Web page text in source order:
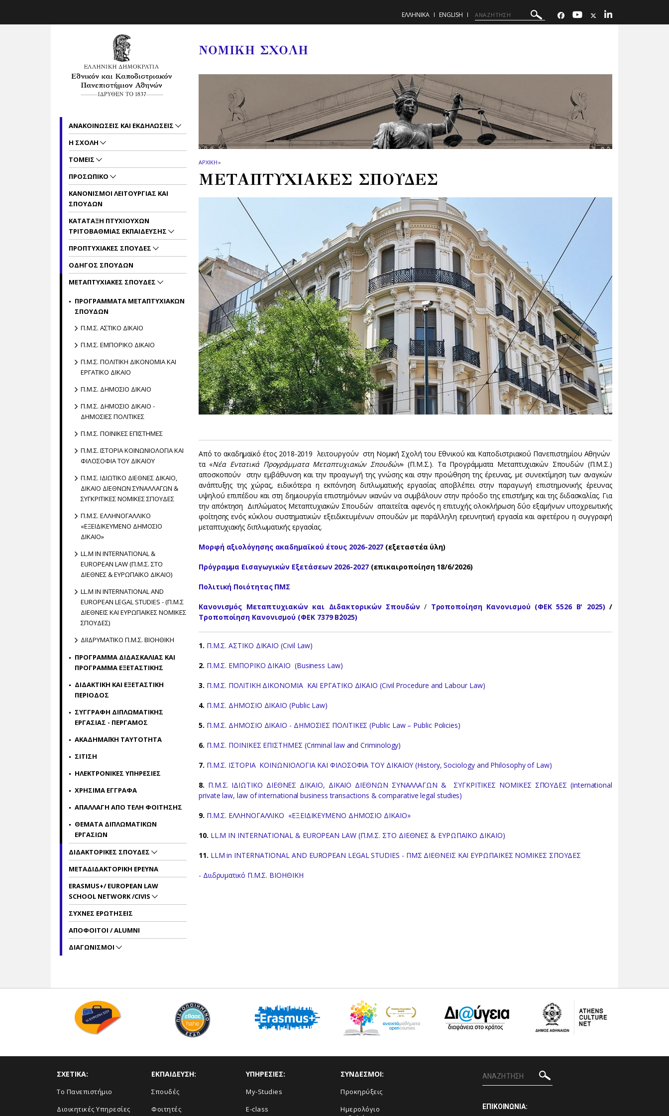
ΕΛΛΗΝΙΚΑ ENGLISH
ΝΟΜΙΚΗ ΣΧΟΛΗ
ΑΡΧΙΚΗ»
ΜΕΤΑΠΤΥΧΙΑΚΕΣ ΣΠΟΥΔΕΣ
Από το ακαδημαϊκό έτος 2018-2019 λειτουργούν στη Νομική Σχολή του Εθνικού και Καποδιστριακού Πανεπιστημίου Αθηνών
τα «Νέα Εντατικά Προγράμματα Μεταπτυχιακών Σπουδών» (Π.Μ.Σ.). Τα Προγράμματα Μεταπτυχιακών Σπουδών (Π.Μ.Σ.)
αποσκοπούν στην εμβάθυνση και την προαγωγή της γνώσης και στην προώθηση της έρευνας, με συνεκτίμηση των αναγκών
ανάπτυξης της χώρας, ειδικότερα η εκπόνηση διπλωματικής εργασίας αποβλέπει στην παραγωγή επιστημονικής έρευνας
υψηλού επιπέδου και στη δημιουργία επιστημόνων ικανών να συμβάλουν στην πρόοδο της επιστήμης και της διδασκαλίας. Για
την απόκτηση Διπλώματος Μεταπτυχιακών Σπουδών απαιτείται αφενός η επιτυχής ολοκλήρωση δύο εξαμήνων υποχρεωτικής
φοίτησης ενός κύκλου συστηματικών εξειδικευμένων σπουδών με παράλληλη ερευνητική εργασία και αφετέρου η συγγραφή
μεταπτυχιακής διπλωματικής εργασίας.
Μορφή αξιολόγησης ακαδημαϊκού έτους 2026-2027 (εξεταστέα ύλη)
Πρόγραμμα Εισαγωγικών Εξετάσεων 2026-2027(επικαιροποίηση 18/6/2026)
Πολιτική Ποιότητας ΠΜΣ
Κανονισμός Μεταπτυχιακών και Διδακτορικών Σπουδών/ Τροποποίηση Κανονισμού (ΦΕΚ 5526 Β' 2025) /
Τροποποίηση Κανονισμού (ΦΕΚ 7379 Β΄2025)
1. Π.Μ.Σ. ΑΣΤΙΚΟ ΔΙΚΑΙΟ (Civil Law)
2. Π.Μ.Σ. ΕΜΠΟΡΙΚΟ ΔΙΚΑΙΟ (Business Law)
3. Π.Μ.Σ. ΠΟΛΙΤΙΚΗ ΔΙΚΟΝΟΜΙΑ ΚΑΙ ΕΡΓΑΤΙΚΟ ΔΙΚΑΙΟ (Civil Procedure and Labour Law)
4. Π.Μ.Σ. ΔΗΜΟΣΙΟ ΔΙΚΑΙΟ (Public Law)
5. Π.Μ.Σ. ΔΗΜΟΣΙΟ ΔΙΚΑΙΟ - ΔΗΜΟΣΙΕΣ ΠΟΛΙΤΙΚΕΣ (Public Law – Public Policies)
6. Π.Μ.Σ. ΠΟΙΝΙΚΕΣ ΕΠΙΣΤΗΜΕΣ (Criminal law and Criminology)
7. Π.Μ.Σ. ΙΣΤΟΡΙΑ ΚΟΙΝΩΝΙΟΛΟΓΙΑ ΚΑΙ ΦΙΛΟΣΟΦΙΑ ΤΟΥ ΔΙΚΑΙΟΥ (History, Sociology and Philosophy of Law)
8. Π.Μ.Σ. ΙΔΙΩΤΙΚΟ ΔΙΕΘΝΕΣ ΔΙΚΑΙΟ, ΔΙΚΑΙΟ ΔΙΕΘΝΩΝ ΣΥΝΑΛΛΑΓΩΝ & ΣΥΓΚΡΙΤΙΚΕΣ ΝΟΜΙΚΕΣ ΣΠΟΥΔΕΣ (international
private law, law of international business transactions & comparative legal studies)
9. Π.Μ.Σ. ΕΛΛΗΝΟΓΑΛΛΙΚΟ «ΕΞΕΙΔΙΚΕΥΜΕΝΟ ΔΗΜΟΣΙΟ ΔΙΚΑΙΟ»
10. LL.M IN INTERNATIONAL & EUROPEAN LAW (Π.Μ.Σ. ΣΤΟ ΔΙΕΘΝΕΣ & ΕΥΡΩΠΑΪΚΟ ΔΙΚΑΙΟ)
11. LLM in INTERNATIONAL AND EUROPEAN LEGAL STUDIES - ΠΜΣ ΔΙΕΘΝΕΙΣ ΚΑΙ ΕΥΡΩΠΑΪΚΕΣ ΝΟΜΙΚΕΣ ΣΠΟΥΔΕΣ
- Διιδρυματικό Π.Μ.Σ. ΒΙΟΗΘΙΚΗ
ΑΝΑΚΟΙΝΩΣΕΙΣ ΚΑΙ ΕΚΔΗΛΩΣΕΙΣ
Η ΣΧΟΛΗ
ΤΟΜΕΙΣ
ΠΡΟΣΩΠΙΚΟ
ΚΑΝΟΝΙΣΜΟΙ ΛΕΙΤΟΥΡΓΙΑΣ ΚΑΙ
ΣΠΟΥΔΩΝ
ΚΑΤΑΤΑΞΗ ΠΤΥΧΙΟΥΧΩΝ
ΤΡΙΤΟΒΑΘΜΙΑΣ ΕΚΠΑΙΔΕΥΣΗΣ
ΠΡΟΠΤΥΧΙΑΚΕΣ ΣΠΟΥΔΕΣ
ΟΔΗΓΟΣ ΣΠΟΥΔΩΝ
ΜΕΤΑΠΤΥΧΙΑΚΕΣ ΣΠΟΥΔΕΣ
ΠΡΟΓΡΑΜΜΑΤΑ ΜΕΤΑΠΤΥΧΙΑΚΩΝ
ΣΠΟΥΔΩΝ
Π.Μ.Σ. ΑΣΤΙΚΟ ΔΙΚΑΙΟ
Π.Μ.Σ. ΕΜΠΟΡΙΚΟ ΔΙΚΑΙΟ
Π.Μ.Σ. ΠΟΛΙΤΙΚΗ ΔΙΚΟΝΟΜΙΑ ΚΑΙ
ΕΡΓΑΤΙΚΟ ΔΙΚΑΙΟ
Π.Μ.Σ. ΔΗΜΟΣΙΟ ΔΙΚΑΙΟ
Π.Μ.Σ. ΔΗΜΟΣΙΟ ΔΙΚΑΙΟ -
ΔΗΜΟΣΙΕΣ ΠΟΛΙΤΙΚΕΣ
Π.Μ.Σ. ΠΟΙΝΙΚΕΣ ΕΠΙΣΤΗΜΕΣ
Π.Μ.Σ. ΙΣΤΟΡΙΑ ΚΟΙΝΩΝΙΟΛΟΓΙΑ ΚΑΙ
ΦΙΛΟΣΟΦΙΑ ΤΟΥ ΔΙΚΑΙΟΥ
Π.Μ.Σ. ΙΔΙΩΤΙΚΟ ΔΙΕΘΝΕΣ ΔΙΚΑΙΟ,
ΔΙΚΑΙΟ ΔΙΕΘΝΩΝ ΣΥΝΑΛΛΑΓΩΝ &
ΣΥΓΚΡΙΤΙΚΕΣ ΝΟΜΙΚΕΣ ΣΠΟΥΔΕΣ
Π.Μ.Σ. ΕΛΛΗΝΟΓΑΛΛΙΚΟ
«ΕΞΕΙΔΙΚΕΥΜΕΝΟ ΔΗΜΟΣΙΟ
ΔΙΚΑΙΟ»
LL.M IN INTERNATIONAL &
EUROPEAN LAW (Π.Μ.Σ. ΣΤΟ
ΔΙΕΘΝΕΣ & ΕΥΡΩΠΑΪΚΟ ΔΙΚΑΙΟ)
LL.M IN INTERNATIONAL AND
EUROPEAN LEGAL STUDIES - (Π.Μ.Σ
ΔΙΕΘΝΕΙΣ ΚΑΙ ΕΥΡΩΠΑΪΚΕΣ ΝΟΜΙΚΕΣ
ΣΠΟΥΔΕΣ)
ΔΙΙΔΡΥΜΑΤΙΚΟ Π.Μ.Σ. ΒΙΟΗΘΙΚΗ
ΠΡΟΓΡΑΜΜΑ ΔΙΔΑΣΚΑΛΙΑΣ ΚΑΙ
ΠΡΟΓΡΑΜΜΑ ΕΞΕΤΑΣΤΙΚΗΣ
ΔΙΔΑΚΤΙΚΗ ΚΑΙ ΕΞΕΤΑΣΤΙΚΗ
ΠΕΡΙΟΔΟΣ
ΣΥΓΓΡΑΦΗ ΔΙΠΛΩΜΑΤΙΚΗΣ
ΕΡΓΑΣΙΑΣ - ΠΕΡΓΑΜΟΣ
ΑΚΑΔΗΜΑΪΚΗ ΤΑΥΤΟΤΗΤΑ
ΣΙΤΙΣΗ
ΗΛΕΚΤΡΟΝΙΚΕΣ ΥΠΗΡΕΣΙΕΣ
ΧΡΗΣΙΜΑ ΕΓΓΡΑΦΑ
ΑΠΑΛΛΑΓΗ ΑΠΟ ΤΕΛΗ ΦΟΙΤΗΣΗΣ
ΘΕΜΑΤΑ ΔΙΠΛΩΜΑΤΙΚΩΝ
ΕΡΓΑΣΙΩΝ
ΔΙΔΑΚΤΟΡΙΚΕΣ ΣΠΟΥΔΕΣ
ΜΕΤΑΔΙΔΑΚΤΟΡΙΚΗ ΕΡΕΥΝΑ
ERASMUS+/ EUROPEAN LAW
SCHOOL NETWORK /CIVIS
ΣΥΧΝΕΣ ΕΡΩΤΗΣΕΙΣ
ΑΠΟΦΟΙΤΟΙ / ALUMNI
ΔΙΑΓΩΝΙΣΜΟΙ
ΣΧΕΤΙΚΑ:
Το Πανεπιστήμιο
Διοικητικές Υπηρεσίες
ΕΚΠΑΙΔΕΥΣΗ:
Σπουδές
Φοιτητές
ΥΠΗΡΕΣΙΕΣ:
My-Studies
E-class
ΣΥΝΔΕΣΜΟΙ:
Προκηρύξεις
Ημερολόγιο
ΕΠΙΚΟΙΝΩΝΙΑ: